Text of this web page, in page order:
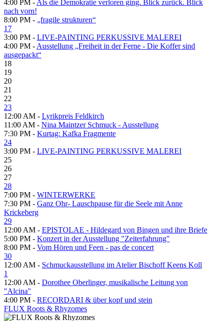
4:00 PM - Als die Demokratie verloren ging. Blick zurück. Blick
nach vorn!
8:00 PM - „fragile strukturen“
17
3:00 PM - LIVE-PAINTING PERKUSSIVE MALEREI
4:00 PM - Ausstellung „Freiheit in der Ferne - Die Koffer sind
ausgepackt“
18
19
20
21
22
23
12:00 AM - Lyrikpreis Feldkirch
11:00 AM - Nina Maintzer Schmuck - Ausstellung
7:30 PM - Kurtag: Kafka Fragmente
24
3:00 PM - LIVE-PAINTING PERKUSSIVE MALEREI
25
26
27
28
7:00 PM - WINTERWERKE
7:30 PM - Ganz Ohr- Lauschpause für die Seele mit Anne
Krickeberg
29
12:00 AM - EPISTOLAE - Hildegard von Bingen und ihre Briefe
5:00 PM - Konzert in der Ausstellung "Zeiterfahrung"
8:00 PM - Vom Hören und Feen - pas de concert
30
12:00 AM - Schmuckausstellung im Atelier Bischoff Keens Koll
1
12:00 AM - Dorothee Oberlinger, musikalische Leitung von
"Alcina"
4:00 PM - RECORDARI & über kopf und stein
FLUX Roots & Rhyzomes